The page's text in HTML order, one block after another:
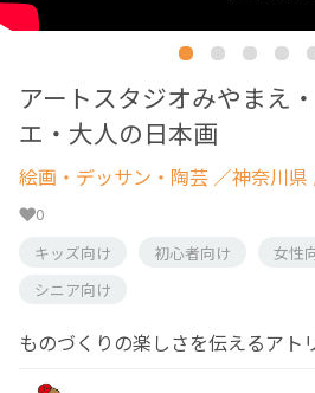
アートスタジオみやまえ
エ・大人の日本画
絵画・デッサン・陶芸 ／神奈川県
0
キッズ向け
初心者向け 女性
シニア向け
ものづくりの楽しさを伝えるアト